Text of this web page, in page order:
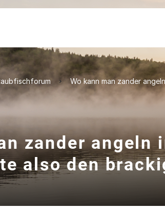
Wo kann man zander
zander angeln
also den